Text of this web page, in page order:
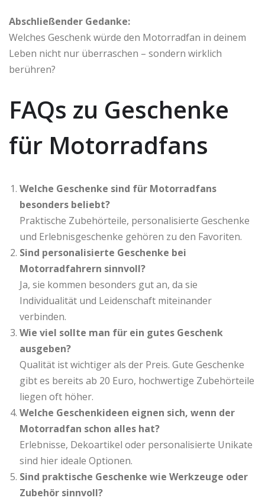
Abschließender Gedanke:
Welches Geschenk würde den Motorradfan in deinem
Leben nicht nur überraschen – sondern wirklich
berühren?
FAQs zu Geschenke
für Motorradfans
Welche Geschenke sind für Motorradfans
besonders beliebt?
Praktische Zubehörteile, personalisierte Geschenke
und Erlebnisgeschenke gehören zu den Favoriten.
Sind personalisierte Geschenke bei
Motorradfahrern sinnvoll?
Ja, sie kommen besonders gut an, da sie
Individualität und Leidenschaft miteinander
verbinden.
Wie viel sollte man für ein gutes Geschenk
ausgeben?
Qualität ist wichtiger als der Preis. Gute Geschenke
gibt es bereits ab 20 Euro, hochwertige Zubehörteile
liegen oft höher.
Welche Geschenkideen eignen sich, wenn der
Motorradfan schon alles hat?
Erlebnisse, Dekoartikel oder personalisierte Unikate
sind hier ideale Optionen.
Sind praktische Geschenke wie Werkzeuge oder
Zubehör sinnvoll?